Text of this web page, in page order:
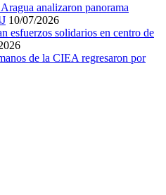
analizaron panorama
10/07/2026
esfuerzos solidarios en centro de
de la CIEA regresaron por